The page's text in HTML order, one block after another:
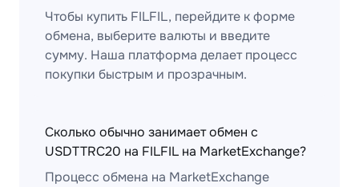
Чтобы купить FILFIL, перейдите к форме
обмена, выберите валюты и введите
сумму. Наша платформа делает процесс
покупки быстрым и прозрачным.
Сколько обычно занимает обмен с
USDTTRC20 на FILFIL на MarketExchange?
Процесс обмена на MarketExchange